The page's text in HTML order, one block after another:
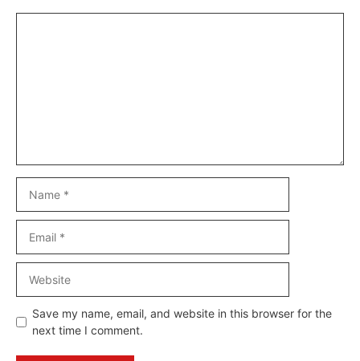
Save my name, email, and website in this browser for the
next time I comment.